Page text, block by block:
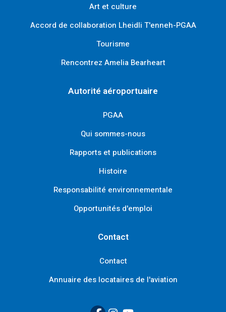
Art et culture
Accord de collaboration Lheidli T'enneh-PGAA
Tourisme
Rencontrez Amelia Bearheart
Autorité aéroportuaire
PGAA
Qui sommes-nous
Rapports et publications
Histoire
Responsabilité environnementale
Opportunités d'emploi
Contact
Contact
Annuaire des locataires de l'aviation